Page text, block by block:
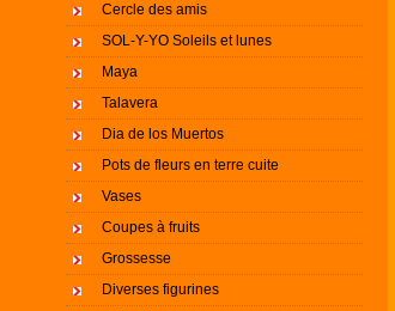
Cercle des amis
SOL-Y-YO Soleils et lunes
Maya
Talavera
Dia de los Muertos
Pots de fleurs en terre cuite
Vases
Coupes à fruits
Grossesse
Diverses figurines